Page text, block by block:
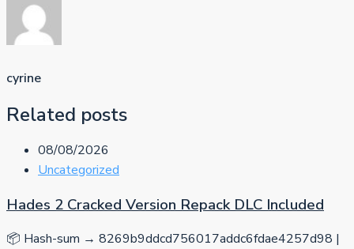
cyrine
Related posts
08/08/2026
Uncategorized
Hades 2 Cracked Version Repack DLC Included
📦 Hash-sum → 8269b9ddcd756017addc6fdae4257d98 |